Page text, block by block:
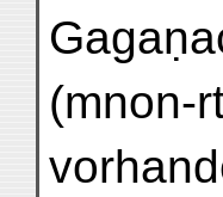
(mnon-